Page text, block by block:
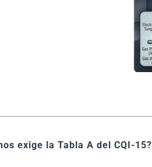
exige la Tabla A del CQI-15?